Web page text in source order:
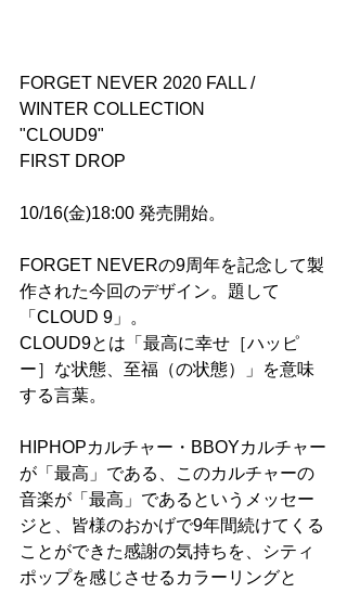
FORGET NEVER 2020 FALL /
WINTER COLLECTION
"CLOUD9"
FIRST DROP
10/16(金)18:00 発売開始。
FORGET NEVERの9周年を記念して製
作された今回のデザイン。題して
「CLOUD 9」。
CLOUD9とは「最高に幸せ［ハッピ
ー］な状態、至福（の状態）」を意味
する言葉。
HIPHOPカルチャー・BBOYカルチャー
が「最高」である、このカルチャーの
音楽が「最高」であるというメッセー
ジと、皆様のおかげで9年間続けてくる
ことができた感謝の気持ちを、シティ
ポップを感じさせるカラーリングと